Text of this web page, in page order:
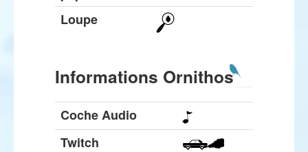
Loupe
Informations Ornithos
Coche Audio
Twitch